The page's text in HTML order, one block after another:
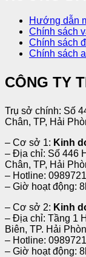
Hướng dẫn
Chính sách
Chính sách
Chính sách
CÔNG TY
Trụ sở chính: Số
Chân, TP, Hải
– Cơ sở 1: Kinh
– Địa chỉ: Số 446
Chân, TP, Hải
– Hotline:
– Giờ hoạt động:
– Cơ sở 2: Kinh
– Địa chỉ: Tầng 1
Biên, TP. Hải
– Hotline:
– Giờ hoạt động: